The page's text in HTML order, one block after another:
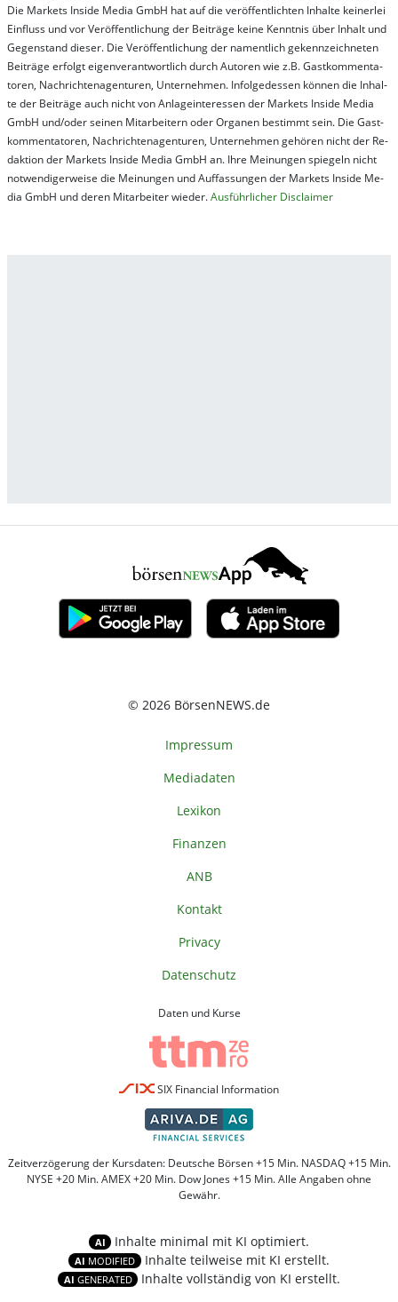
Die Mar­kets In­side Me­dia GmbH hat auf die ver­öf­fent­lich­ten In­hal­te kei­ner­lei
Ein­fluss und vor Ver­öf­fent­lich­ung der Bei­trä­ge kei­ne Ken­nt­nis über In­halt und
Ge­gen­stand die­ser. Die Ver­öf­fent­lich­ung der na­ment­lich ge­kenn­zeich­net­en
Bei­trä­ge er­folgt ei­gen­ver­ant­wort­lich durch Au­tor­en wie z.B. Gast­kom­men­ta­
tor­en, Nach­richt­en­ag­en­tur­en, Un­ter­neh­men. In­fol­ge­des­sen kön­nen die In­hal­
te der Bei­trä­ge auch nicht von An­la­ge­in­te­res­sen der Mar­kets In­side Me­dia
GmbH und/oder sei­nen Mit­ar­bei­tern oder Or­ga­nen be­stim­mt sein. Die Gast­
kom­men­ta­tor­en, Nach­rich­ten­ag­en­tur­en, Un­ter­neh­men ge­hör­en nicht der Re­
dak­tion der Mar­kets In­side Me­dia GmbH an. Ihre Mei­nung­en spie­geln nicht
not­wen­di­ger­wei­se die Mei­nung­en und Auf­fas­sung­en der Mar­kets In­side Me­
dia GmbH und de­ren Mit­ar­bei­ter wie­der.Aus­führ­lich­er Dis­clai­mer
© 2026 BörsenNEWS.de
Impressum
Mediadaten
Lexikon
Finanzen
ANB
Kontakt
Privacy
Datenschutz
Daten und Kurse
SIX Financial Information
Zeitverzögerung der Kursdaten: Deutsche Börsen +15 Min. NASDAQ +15 Min.
NYSE +20 Min. AMEX +20 Min. Dow Jones +15 Min. Alle Angaben ohne
Gewähr.
AI Inhalte minimal mit KI optimiert.
AI MODIFIED Inhalte teilweise mit KI erstellt.
AI GENERATED Inhalte vollständig von KI erstellt.